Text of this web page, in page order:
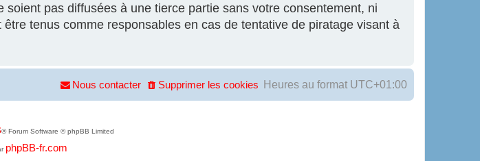
pas diffusées à une tierce partie sans votre consentement, ni
tenus comme responsables en cas de tentative de piratage visant à
Heures au format UTC+01:00
Supprimer les cookies
Nous contacter
® Forum Software © phpBB Limited
phpBB-fr.com